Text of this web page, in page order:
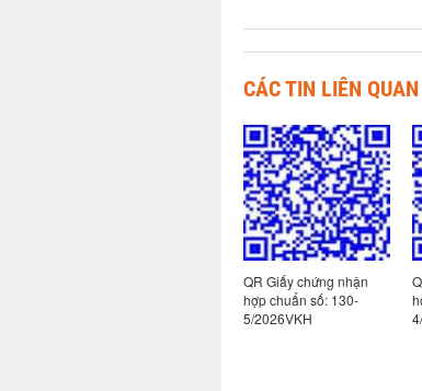
CÁC TIN LIÊN QUAN
QR Giấy chứng nhận
hợp chuẩn số: 130-
5/2026VKH